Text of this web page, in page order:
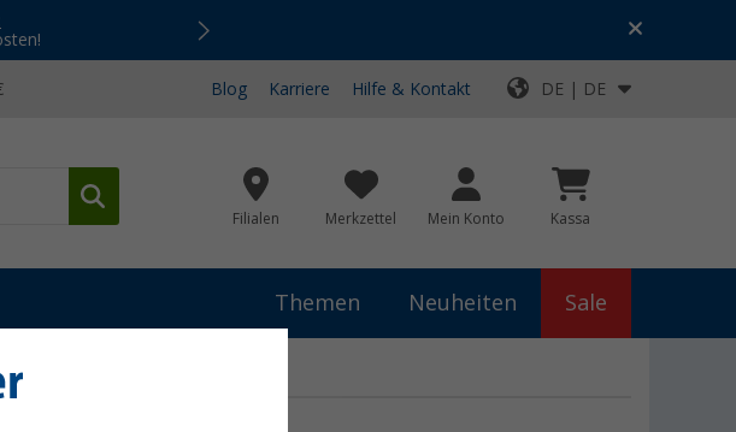
Top-Deals für dein Abenteuer!
Blog Karriere Hilfe & Kontakt DE | DE
Filialen Merkzettel Mein Konto Kassa
Themen Neuheiten Sale